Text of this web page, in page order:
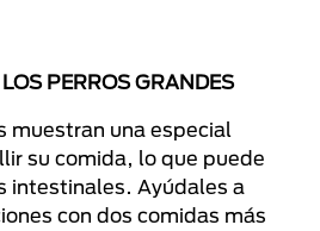
PERROS GRANDES
muestran una especial
su comida, lo que puede
intestinales. Ayúdales a
con dos comidas más